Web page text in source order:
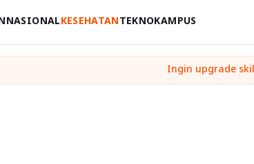
NASIONALKESEHATANTEKNOKAMPUS